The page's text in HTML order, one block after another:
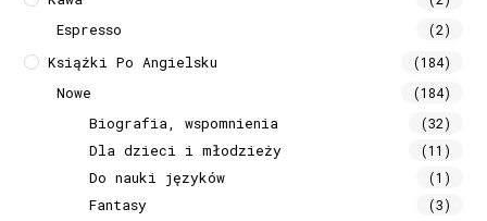
Espresso (2)
Książki Po Angielsku (184)
Nowe (184)
Biografia, wspomnienia (32)
Dla dzieci i młodzieży (11)
Do nauki języków (1)
Fantasy (3)